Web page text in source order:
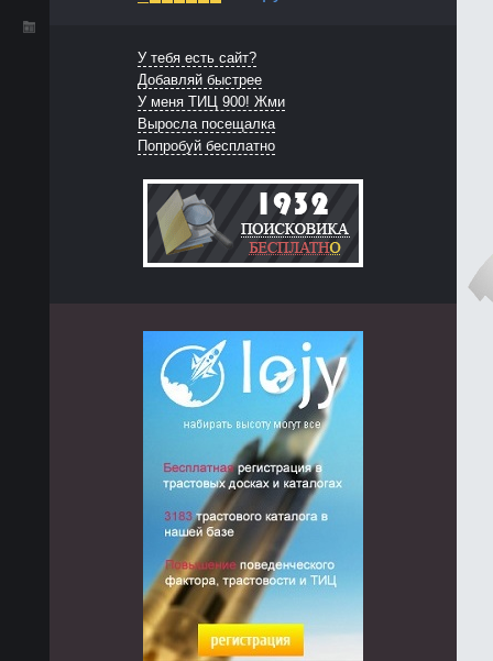
У тебя есть сайт?
Добавляй быстрее
У меня ТИЦ 900! Жми
Выросла посещалка
Попробуй бесплатно